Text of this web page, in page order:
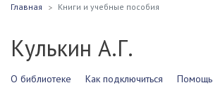
Главная Книги и учебные пособия
Кулькин А.Г.
О библиотеке Как подключиться Помощь